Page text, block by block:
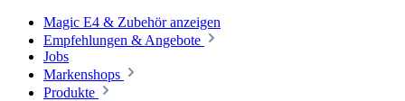
Magic E4 & Zubehör anzeigen
Empfehlungen & Angebote
Jobs
Markenshops
Produkte